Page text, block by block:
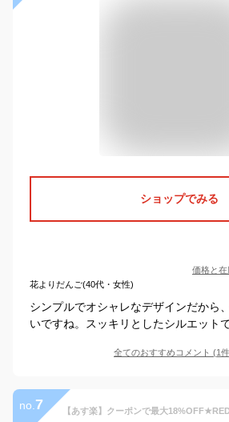
ショップでみる
価格と在
花よりだんご(40代・女性)
シンプルでオシャレなデザインだから
いですね。スッキリとしたシルエット
全てのおすすめコメント (1
no. 7